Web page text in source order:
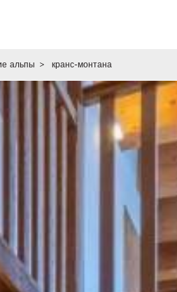
альпы > кранс-монтана